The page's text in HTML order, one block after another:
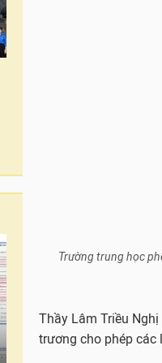
Trường trung học
Thầy Lâm Triều
trương cho phép các